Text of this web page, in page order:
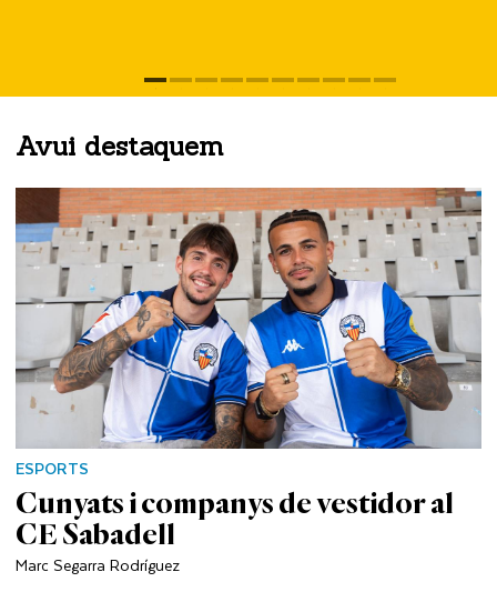
Avui destaquem
ESPORTS
Cunyats i companys de vestidor al
CE Sabadell
Marc Segarra Rodríguez